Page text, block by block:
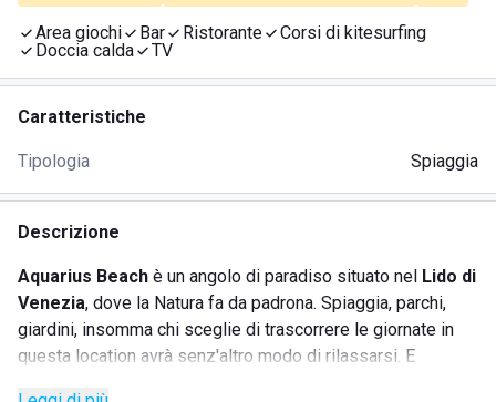
Area giochi Bar Ristorante
Corsi di kitesurfing
Doccia calda
TV
Caratteristiche
Tipologia Spiaggia
Descrizione
Aquarius Beach è un angolo di paradiso situato nel Lido di
Venezia, dove la Natura fa da padrona. Spiaggia, parchi,
giardini, insomma chi sceglie di trascorrere le giornate in
questa location avrà senz'altro modo di rilassarsi. E